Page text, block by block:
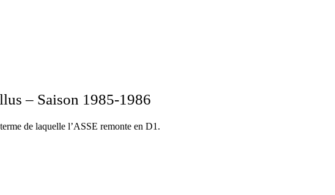
– Saison 1985-1986
de laquelle l’ASSE remonte en D1.